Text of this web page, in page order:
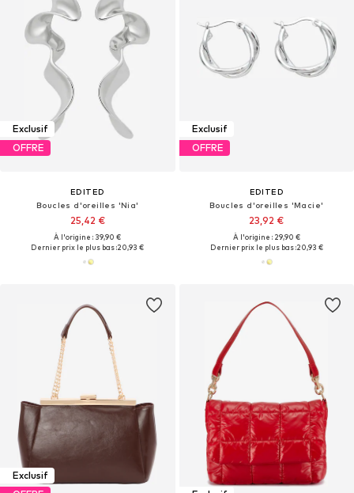
Exclusif
OFFRE
EDITED
Boucles d'oreilles 'Nia'
25,42 €
À l'origine : 39,90 €
Dernier prix le plus bas :20,93 €
Exclusif
OFFRE
EDITED
Boucles d'oreilles 'Macie'
23,92 €
À l'origine : 29,90 €
Dernier prix le plus bas :20,93 €
Exclusif